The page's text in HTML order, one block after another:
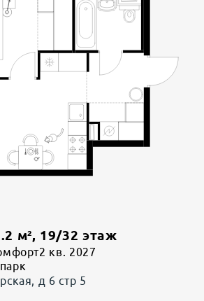
м², 19/32 этаж
2 кв. 2027
д 6 стр 5